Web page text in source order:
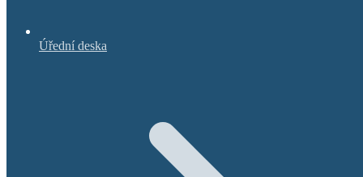
Úřední deska